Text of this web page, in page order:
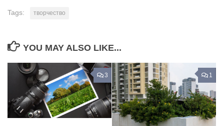
Tags: творчество
YOU MAY ALSO LIKE...
3 1